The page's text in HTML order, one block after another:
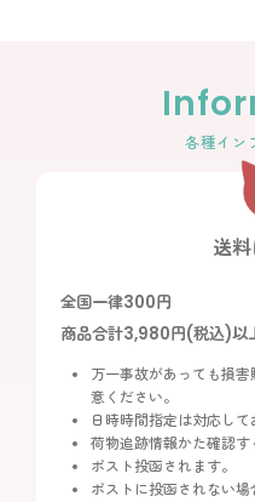
各種イン
送
全国一律300円
商品合計3,980円(税込)以
万一事故があっても損
意ください。
日時時間指定は対応して
荷物追跡情報かた確認す
ポスト投函されます。
ポストに投函されない場